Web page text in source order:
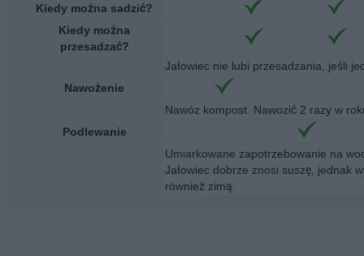
Kiedy można sadzić?
Kiedy można
przesadzać?
Jałowiec nie lubi przesadzania, jeśli
Nawożenie
Nawóz kompost. Nawozić 2 razy w
Podlewanie
Umiarkowane zapotrzebowanie na
Jałowiec dobrze znosi suszę, jednak
również zimą.